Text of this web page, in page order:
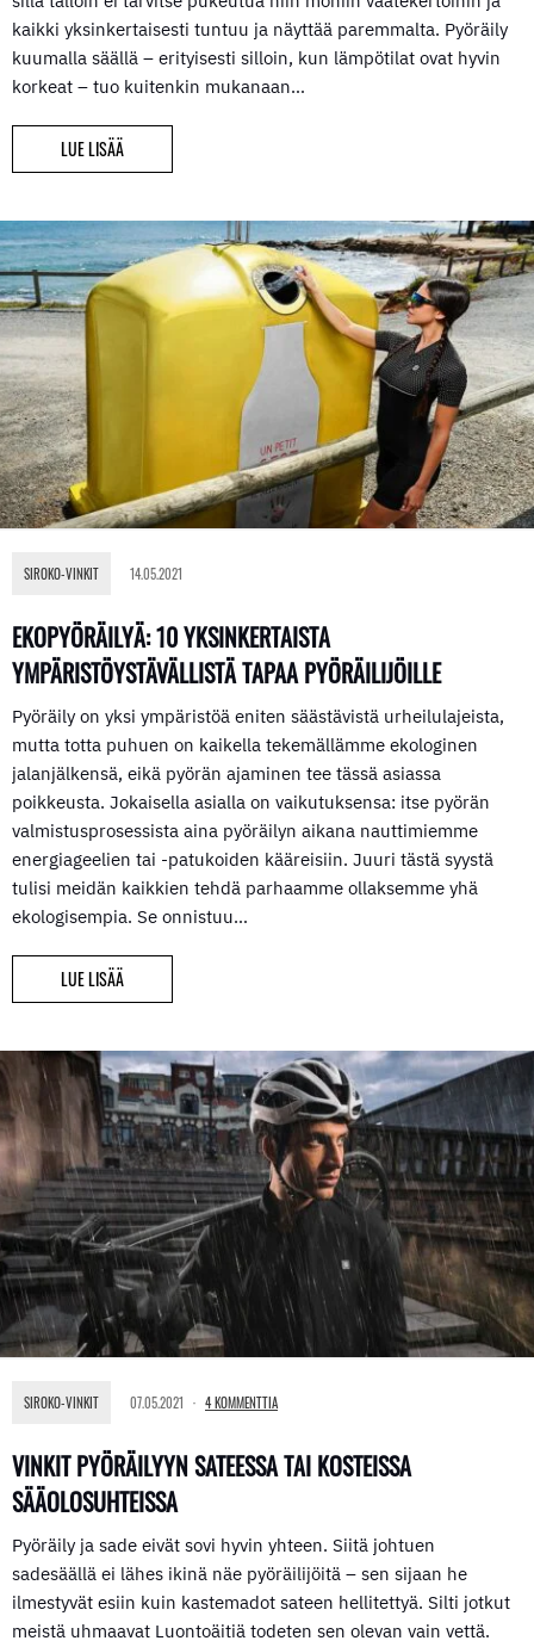
kaikki yksinkertaisesti tuntuu ja näyttää paremmalta. Pyöräily
kuumalla säällä – erityisesti silloin, kun lämpötilat ovat hyvin
korkeat – tuo kuitenkin mukanaan…
LUE LISÄÄ
EKOPYÖRÄILYÄ: 10 YKSINKERTAISTA
YMPÄRISTÖYSTÄVÄLLISTÄ TAPAA PYÖRÄILIJÖILLE
SIROKO-VINKIT 14.05.2021
Pyöräily on yksi ympäristöä eniten säästävistä urheilulajeista,
mutta totta puhuen on kaikella tekemällämme ekologinen
jalanjälkensä, eikä pyörän ajaminen tee tässä asiassa
poikkeusta. Jokaisella asialla on vaikutuksensa: itse pyörän
valmistusprosessista aina pyöräilyn aikana nauttimiemme
energiageelien tai -patukoiden kääreisiin. Juuri tästä syystä
tulisi meidän kaikkien tehdä parhaamme ollaksemme yhä
ekologisempia. Se onnistuu…
LUE LISÄÄ
VINKIT PYÖRÄILYYN SATEESSA TAI KOSTEISSA
SÄÄOLOSUHTEISSA
SIROKO-VINKIT 07.05.2021 4 KOMMENTTIA
Pyöräily ja sade eivät sovi hyvin yhteen. Siitä johtuen
sadesäällä ei lähes ikinä näe pyöräilijöitä – sen sijaan he
ilmestyvät esiin kuin kastemadot sateen hellitettyä. Silti jotkut
meistä uhmaavat Luontoäitiä todeten sen olevan vain vettä.